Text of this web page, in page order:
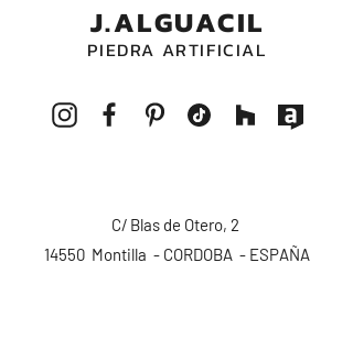
J.ALGUACIL
PIEDRA ARTIFICIAL
C/ Blas de Otero, 2
14550 Montilla - CORDOBA - ESPAÑA